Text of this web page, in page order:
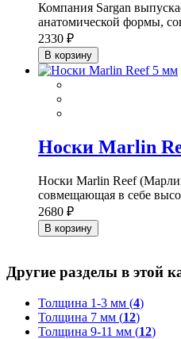
Компания Sargan
анатомической формы,
2330 ₽
В корзину
Носки Marlin
Носки Marlin Reef
совмещающая в себе
2680 ₽
В корзину
Другие разделы в этой
Толщина 1-3 мм (4)
Толщина 7 мм (12)
Толщина 9-11 мм (12)